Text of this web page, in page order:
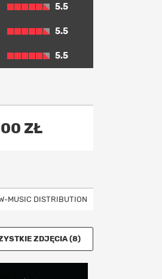
5.5
5.5
5.5
ZŁ
MUSIC DISTRIBUTION
ZDJĘCIA (8)